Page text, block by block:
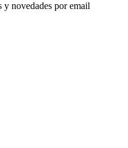
novedades por email